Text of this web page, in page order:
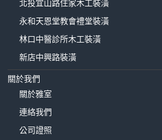
北投宜山路住家木工裝潢
永和天恩堂教會禮堂裝潢
林口中醫診所木工裝潢
新店中興路裝潢
關於我們
關於雅室
連絡我們
公司證照